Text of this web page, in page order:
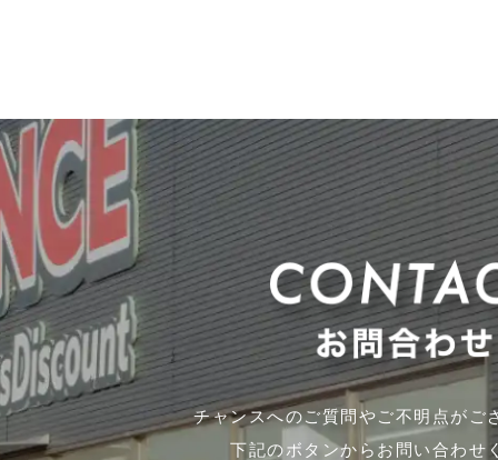
チャンスへのご質問やご不明点がご
下記のボタンからお問い合わせ